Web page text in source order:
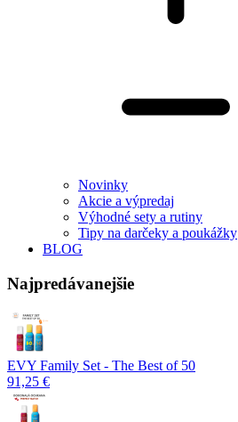
Novinky
Akcie a výpredaj
Výhodné sety a rutiny
Tipy na darčeky a poukážky
BLOG
Najpredávanejšie
EVY Family Set - The Best of 50
91,25 €